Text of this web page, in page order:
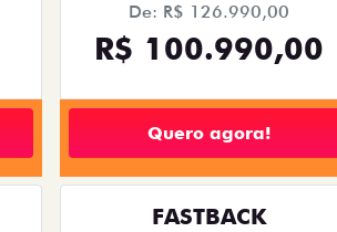
De: R$ 126.990,00
R$ 100.990,00
Quero agora!
FASTBACK